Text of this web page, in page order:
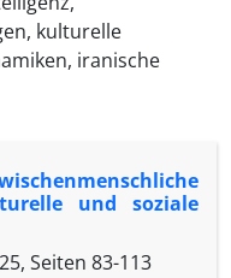
kulturelle
iranische
und soziale
Seiten 83-113